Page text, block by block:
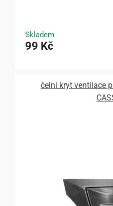
Skladem
99 Kč
čelní kryt ventilace